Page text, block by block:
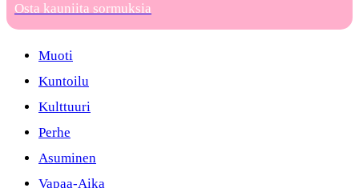
Osta kauniita sormuksia
Muoti
Kuntoilu
Kulttuuri
Perhe
Asuminen
Vapaa-Aika